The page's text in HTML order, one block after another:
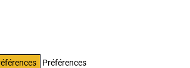
Préférences